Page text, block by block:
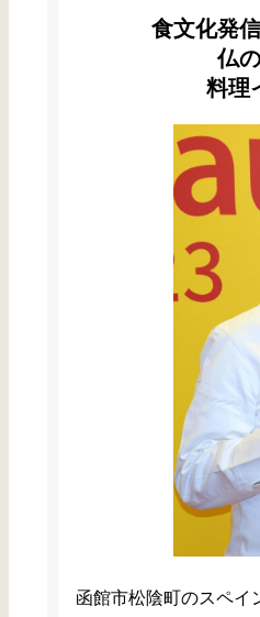
食文化発
仏
料理
函館市松陰町のスペイ